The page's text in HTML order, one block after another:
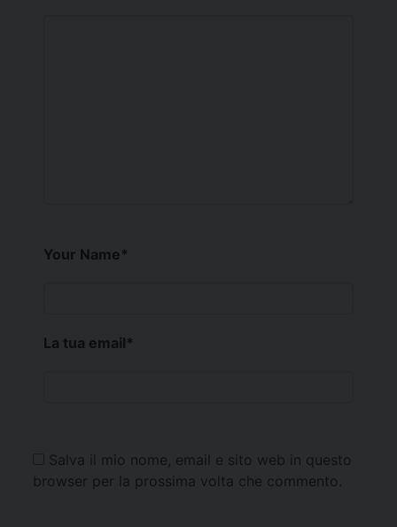
Your Name*
La tua email*
Salva il mio nome, email e sito web in questo
browser per la prossima volta che commento.